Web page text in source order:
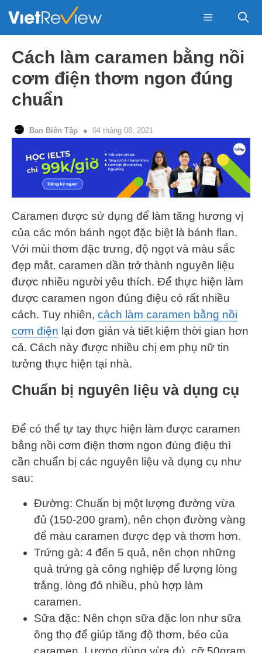
Menu
Cách làm caramen bằng nồi
cơm điện thơm ngon đúng
chuẩn
Ban Biên Tập 04 tháng 08, 2021
Caramen được sử dụng để làm tăng hương vị
của các món bánh ngọt đặc biệt là bánh flan.
Với mùi thơm đặc trưng, độ ngọt và màu sắc
đẹp mắt, caramen dần trở thành nguyên liệu
được nhiều người yêu thích. Để thực hiện làm
được caramen ngon đúng điệu có rất nhiều
cách. Tuy nhiên, cách làm caramen bằng nồi
cơm điện lại đơn giản và tiết kiệm thời gian hơn
cả. Cách này được nhiều chị em phụ nữ tin
tưởng thực hiện tại nhà.
Chuẩn bị nguyên liệu và dụng cụ
Để có thể tự tay thực hiện làm được caramen
bằng nồi cơm điện thơm ngon đúng điệu thì
cần chuẩn bị các nguyên liệu và dụng cụ như
sau:
Đường: Chuẩn bị một lượng đường vừa
đủ (150-200 gram), nên chọn đường vàng
để màu caramen được đẹp và thơm hơn.
Trứng gà: 4 đến 5 quả, nên chọn những
quả trứng gà công nghiệp để lượng lòng
trắng, lòng đỏ nhiều, phù hợp làm
caramen.
Sữa đặc: Nên chọn sữa đặc lon như sữa
ông thọ để giúp tăng độ thơm, béo của